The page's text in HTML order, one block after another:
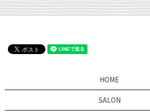
HOME
SALON